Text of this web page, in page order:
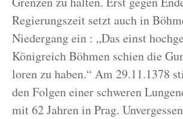
Regierungszeit setzt auch in
Niedergang ein : „Das einst
Königreich Böhmen schien die
loren zu haben.“ Am 29.11.1378
den Folgen einer schweren
mit 62 Jahren in Prag.